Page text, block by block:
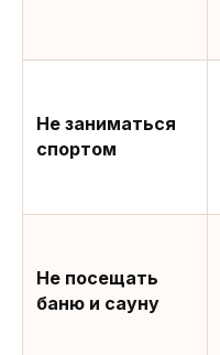
Не заниматься
спортом
Не посещать
баню и сауну